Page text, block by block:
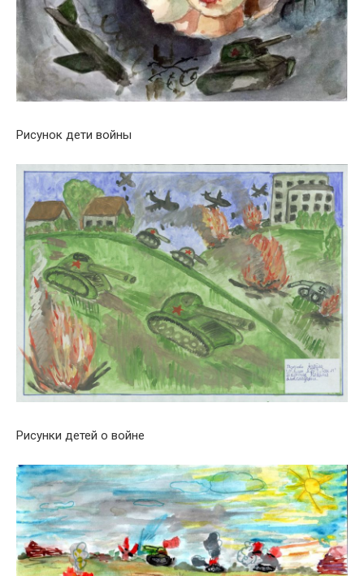
Рисунок дети войны
Рисунки детей о войне